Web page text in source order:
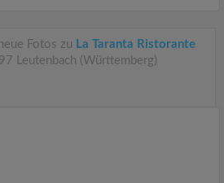
Fotos zu La Taranta Ristorante
Leutenbach (Württemberg)